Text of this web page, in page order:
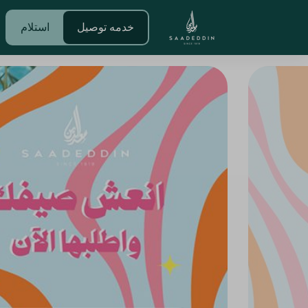
خدمه توصيل استلام